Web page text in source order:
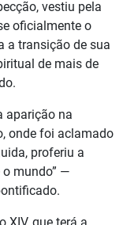
vestiu pela
oficialmente o
a transição de sua
de mais de
aparição na
onde foi aclamado
proferiu a
o mundo” —